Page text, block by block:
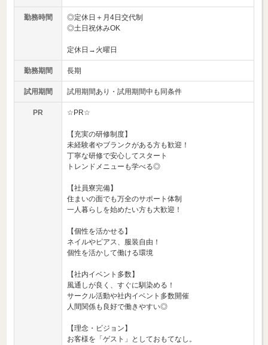
勤務時間
◎定休日＋月4日交代制
◎土日祝休みOK
定休日→火曜日
勤務期間 長期
試用期間 試用期間あり・試用期間中も同条件
PR ☆PR☆
【充実の研修制度】
未経験者やブランクがある方も歓迎！
丁寧な研修で安心してスタート
トレンドメニューも学べる◎
【社員寮完備】
住まいの面でも万全のサポート体制
一人暮らしを始めたい方も大歓迎！
【個性を活かせる】
ネイルやピアス、服装自由！
個性を活かして働ける環境
【社内イベント多数】
風通しが良く、すぐに馴染める！
サークル活動や社内イベント多数開催
人間関係も良好で働きやすい◎
【理念・ビジョン】
お客様を「ゲスト」としておもてなし。